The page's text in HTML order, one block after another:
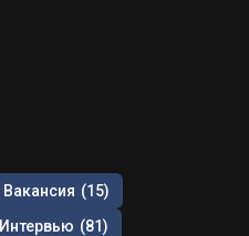
Вакансия (15)
Интервью (81)